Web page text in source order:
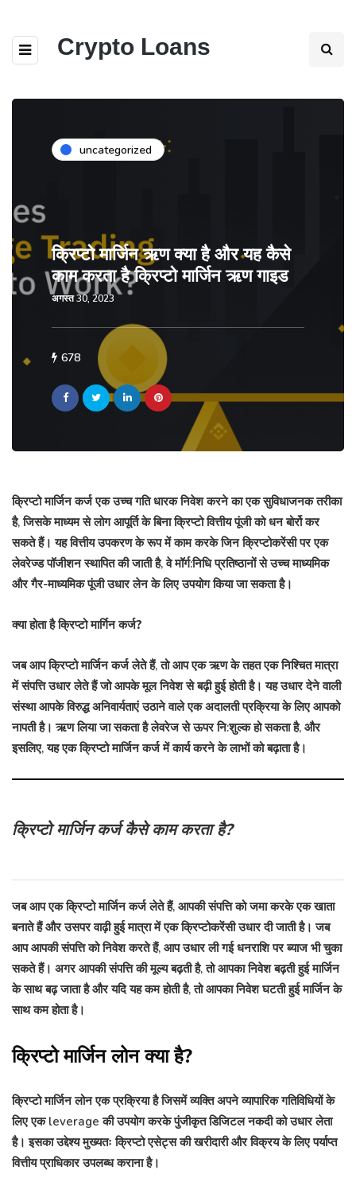
Crypto Loans
uncategorized
क्रिप्टो मार्जिन ऋण क्या है और यह कैसे
काम करता है क्रिप्टो मार्जिन ऋण गाइड
अगस्त 30, 2023
678
क्रिप्टो मार्जिन कर्जएक उच्च गति धारक निवेश करने का एक सुविधाजनक तरीका
है, जिसके माध्यम से लोग आपूर्ति के बिना क्रिप्टो वित्तीय पूंजी को धन बोर्रो कर
सकते हैं। यह वित्तीय उपकरण के रूप में काम करके जिन क्रिप्टोकरेंसी पर एक
लेवरेज्ड पॉजीशन स्थापित की जाती है, वे मॉर्ग:निधि प्रतिष्ठानों से उच्च माध्यमिक
और गैर-माध्यमिक पूंजी उधार लेन के लिए उपयोग किया जा सकता है।
क्या होता है क्रिप्टो मार्गिन कर्ज?
जब आप क्रिप्टो मार्जिन कर्ज लेते हैं, तो आप एक ऋण के तहत एक निश्चित मात्रा
में संपत्ति उधार लेते हैं जो आपके मूल निवेश से बढ़ी हुई होती है। यह उधार देने वाली
संस्था आपके विरुद्ध अनिवार्यताएं उठाने वाले एक अदालती प्रक्रिया के लिए आपको
नापती है। ऋण लिया जा सकता है लेवरेज से ऊपर नि:शुल्क हो सकता है, और
इसलिए, यह एक क्रिप्टो मार्जिन कर्ज में कार्य करने के लाभों को बढ़ाता है।
क्रिप्टो मार्जिन कर्ज कैसे काम करता है?
जब आप एक क्रिप्टो मार्जिन कर्ज लेते हैं, आपकी संपत्ति को जमा करके एक खाता
बनाते हैं और उसपर वाढ़ी हुई मात्रा में एक क्रिप्टोकरेंसी उधार दी जाती है। जब
आप आपकी संपत्ति को निवेश करते हैं, आप उधार ली गई धनराशि पर ब्याज भी चुका
सकते हैं। अगर आपकी संपत्ति की मूल्य बढ़ती है, तो आपका निवेश बढ़ती हुई मार्जिन
के साथ बढ़ जाता है और यदि यह कम होती है, तो आपका निवेश घटती हुई मार्जिन के
साथ कम होता है।
क्रिप्टो मार्जिन लोन क्या है?
क्रिप्टो मार्जिन लोन एक प्रक्रिया है जिसमें व्यक्ति अपने व्यापारिक गतिविधियों के
लिए एक leverage की उपयोग करके पुंजीकृत डिजिटल नकदी को उधार लेता
है। इसका उद्देश्य मुख्यतः क्रिप्टो एसेट्स की खरीदारी और विक्रय के लिए पर्याप्त
वित्तीय प्राधिकार उपलब्ध कराना है।